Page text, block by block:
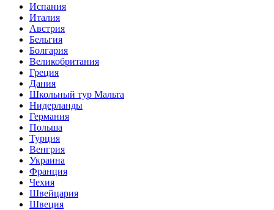
Испания
Италия
Австрия
Бельгия
Болгария
Великобритания
Греция
Дания
Школьный тур Мальта
Нидерланды
Германия
Польша
Турция
Венгрия
Украина
Франция
Чехия
Швейцария
Швеция